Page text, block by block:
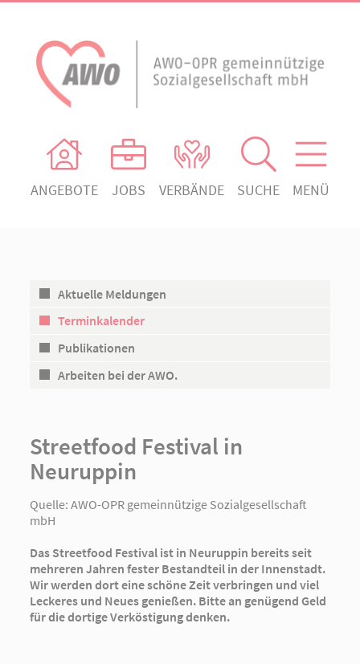
ANGEBOTE JOBS VERBÄNDE SUCHE MENÜ
AWO Ortsverein Rheinsberg
Aktuelle Meldungen
Terminkalender
Publikationen
Arbeiten bei der AWO.
Streetfood Festival in
Neuruppin
Quelle: AWO-OPR gemeinnützige Sozialgesellschaft
mbH
Das Streetfood Festival ist in Neuruppin bereits seit
mehreren Jahren fester Bestandteil in der Innenstadt.
Wir werden dort eine schöne Zeit verbringen und viel
Leckeres und Neues genießen. Bitte an genügend Geld
für die dortige Verköstigung denken.